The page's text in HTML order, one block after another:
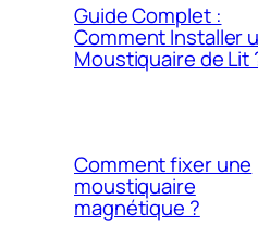
Guide Complet :
Comment Installer
Moustiquaire de Lit
Comment fixer une
moustiquaire
magnétique ?